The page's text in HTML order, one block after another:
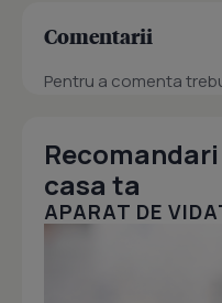
Comentarii
Pentru a comenta
casa ta
APARAT DE